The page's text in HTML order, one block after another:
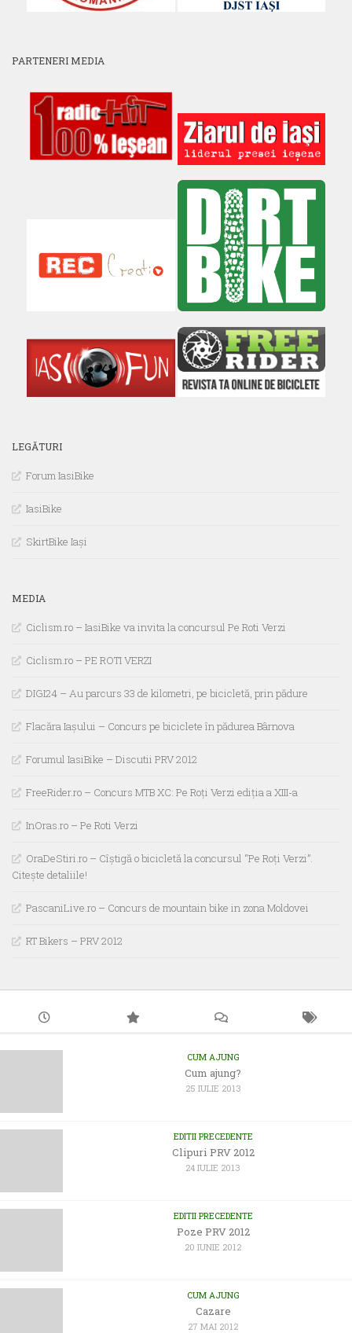
PARTENERI MEDIA
LEGĂTURI
Forum IasiBike
IasiBike
SkirtBike Iași
MEDIA
Ciclism.ro – IasiBike va invita la concursul Pe Roti Verzi
Ciclism.ro – PE ROTI VERZI
DIGI24 – Au parcurs 33 de kilometri, pe bicicletă, prin pădure
Flacăra Iașului – Concurs pe biciclete în pădurea Bârnova
Forumul IasiBike – Discutii PRV 2012
FreeRider.ro – Concurs MTB XC: Pe Roți Verzi ediția a XIII-a
InOras.ro – Pe Roti Verzi
OraDeStiri.ro – Cîştigă o bicicletă la concursul “Pe Roţi Verzi”.
Citeşte detaliile!
PascaniLive.ro – Concurs de mountain bike in zona Moldovei
RT Bikers – PRV 2012
CUM AJUNG
Cum ajung?
25 IULIE 2013
EDITII PRECEDENTE
Clipuri PRV 2012
24 IULIE 2013
EDITII PRECEDENTE
Poze PRV 2012
20 IUNIE 2012
CUM AJUNG
Cazare
27 MAI 2012